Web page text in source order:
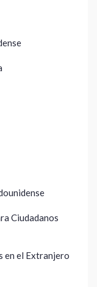
Ciudadanos
en el Extranjero